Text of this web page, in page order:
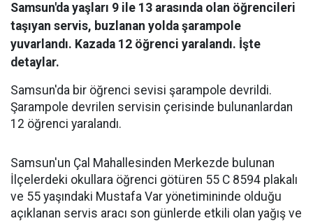
Samsun'da yaşları 9 ile 13 arasında olan öğrencileri
taşıyan servis, buzlanan yolda şarampole
yuvarlandı. Kazada 12 öğrenci yaralandı. İşte
detaylar.
Samsun'da bir öğrenci sevisi şarampole devrildi.
Şarampole devrilen servisin çerisinde bulunanlardan
12 öğrenci yaralandı.
Samsun'un Çal Mahallesinden Merkezde bulunan
İlçelerdeki okullara öğrenci götüren 55 C 8594 plakalı
ve 55 yaşındaki Mustafa Var yönetimininde olduğu
açıklanan servis aracı son günlerde etkili olan yağış ve